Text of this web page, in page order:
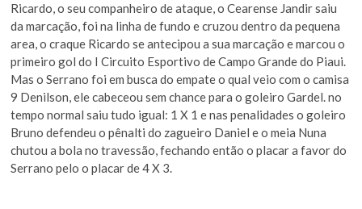
Ricardo, o seu companheiro de ataque, o Cearense Jandir saiu
da marcação, foi na linha de fundo e cruzou dentro da pequena
area, o craque Ricardo se antecipou a sua marcação e marcou o
primeiro gol do I Circuito Esportivo de Campo Grande do Piaui.
Mas o Serrano foi em busca do empate o qual veio com o camisa
9 Denilson, ele cabeceou sem chance para o goleiro Gardel. no
tempo normal saiu tudo igual: 1 X 1 e nas penalidades o goleiro
Bruno defendeu o pênalti do zagueiro Daniel e o meia Nuna
chutou a bola no travessão, fechando então o placar a favor do
Serrano pelo o placar de 4 X 3.